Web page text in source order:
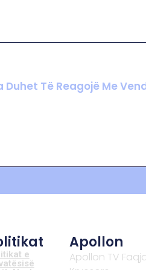
Duhet Të Reagojë Me
e
Apollon
Apollon TV